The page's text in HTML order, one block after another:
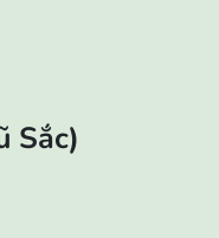
Sắc)